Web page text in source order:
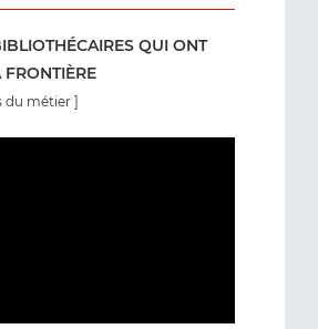
QUI ONT
du métier ]